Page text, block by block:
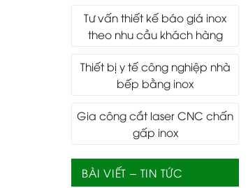
Tư vấn thiết kế báo giá inox
theo nhu cầu khách hàng
Thiết bị y tế công nghiệp nhà
bếp bằng inox
Gia công cắt laser CNC chấn
gấp inox
BÀI VIẾT – TIN TỨC